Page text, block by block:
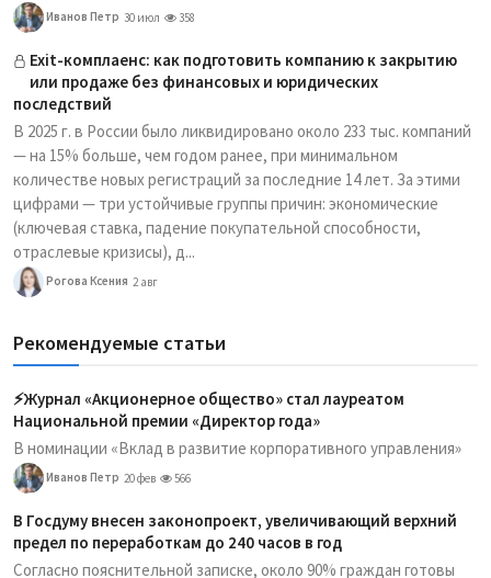
Иванов Петр 30 июл 358
Exit-комплаенс: как подготовить компанию к закрытию
или продаже без финансовых и юридических
последствий
В 2025 г. в России было ликвидировано около 233 тыс. компаний
— на 15% больше, чем годом ранее, при минимальном
количестве новых регистраций за последние 14 лет. За этими
цифрами — три устойчивые группы причин: экономические
(ключевая ставка, падение покупательной способности,
отраслевые кризисы), д...
Рогова Ксения 2 авг
Рекомендуемые статьи
⚡️Журнал «Акционерное общество» стал лауреатом
Национальной премии «Директор года»
В номинации «Вклад в развитие корпоративного управления»
Иванов Петр 20 фев 566
В Госдуму внесен законопроект, увеличивающий верхний
предел по переработкам до 240 часов в год
Согласно пояснительной записке, около 90% граждан готовы